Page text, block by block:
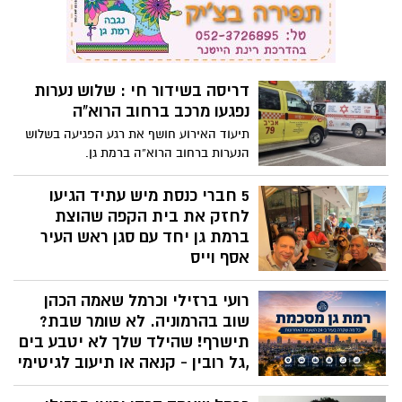
ברמת גן יחד עם סגן ראש העיר
אסף וייס
בית הקפה ברחוב עוזיאל שהוצת בפעם
השלישית, הפך למוקד עלייה לרגל לחיזוק
רועי ברזילי וכרמל שאמה הכהן
שוב בהרמוניה. לא שומר שבת?
תישרף! שהילד שלך לא יטבע בים
,גל רובין - קנאה או תיעוב לגיטימי
שקרה בעיר ביממה החולפת - ואתם לא
רוצים לפספס!
כרמל שאמה הכהן ורועי ברזילי
שוב .
בישיבת מועצת העיר האחרונה נתקבלה
החלטת על חזרתו של עו"ד רועי ברזילי לכל